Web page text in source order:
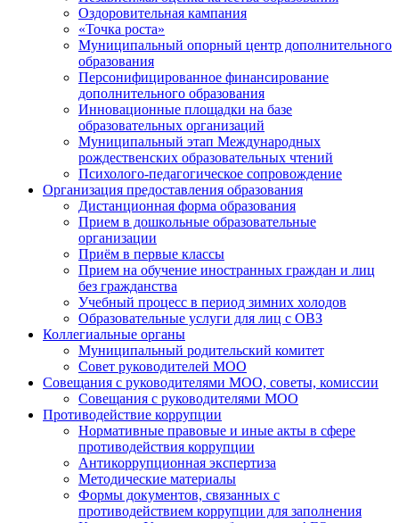
Оздоровительная кампания
«Точка роста»
Муниципальный опорный центр дополнительного
образования
Персонифицированное финансирование
дополнительного образования
Инновационные площадки на базе
образовательных организаций
Муниципальный этап Международных
рождественских образовательных чтений
Психолого-педагогическое сопровождение
Организация предоставления образования
Дистанционная форма образования
Прием в дошкольные образовательные
организации
Приём в первые классы
Прием на обучение иностранных граждан и лиц
без гражданства
Учебный процесс в период зимних холодов
Образовательные услуги для лиц с ОВЗ
Коллегиальные органы
Муниципальный родительский комитет
Совет руководителей МОО
Совещания с руководителями МОО, советы, комиссии
Совещания с руководителями МОО
Противодействие коррупции
Нормативные правовые и иные акты в сфере
противодействия коррупции
Антикоррупционная экспертиза
Методические материалы
Формы документов, связанных с
противодействием коррупции для заполнения